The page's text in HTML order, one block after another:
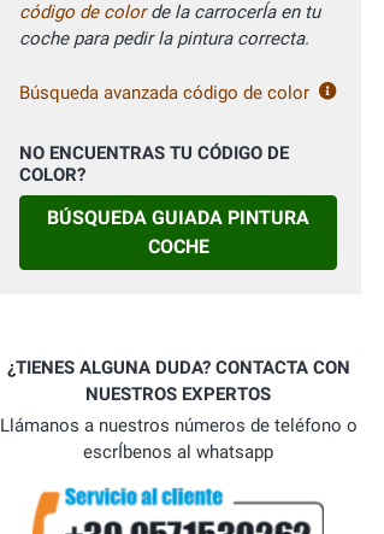
código de colorde la carrocerÍa en tu
coche para pedir la pintura correcta.
Búsqueda avanzada código de color
NO ENCUENTRAS TU CÓDIGO DE
COLOR?
BÚSQUEDA GUIADA PINTURA
COCHE
¿TIENES ALGUNA DUDA? CONTACTA CON
NUESTROS EXPERTOS
Llámanos a nuestros números de teléfono o
escrÍbenos al whatsapp